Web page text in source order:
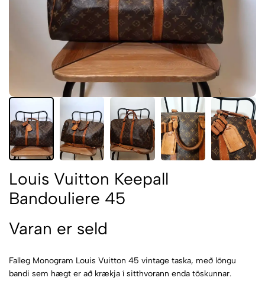
Louis Vuitton Keepall
Bandouliere 45
Varan er seld
Falleg Monogram Louis Vuitton 45 vintage taska, með löngu
bandi sem hægt er að krækja í sitthvorann enda töskunnar.